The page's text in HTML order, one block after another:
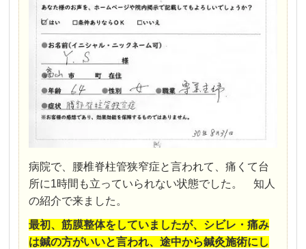
病院で、腰椎脊柱管狭窄症と言われて、痛くて台
所に1時間も立っていられない状態でした。 知人
の紹介で来ました。
最初、筋膜整体をしていましたが、シビレ・痛み
は鍼の方がいいと言われ、途中から鍼灸施術にし